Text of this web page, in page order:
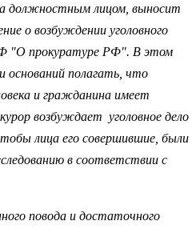
должностным лицом, выносит
о возбуждении уголовного
"О прокуратуре РФ". В этом
оснований полагать, что
и гражданина имеет
возбуждает уголовное дело
лица его совершившие, были
в соответствии с
повода и достаточного